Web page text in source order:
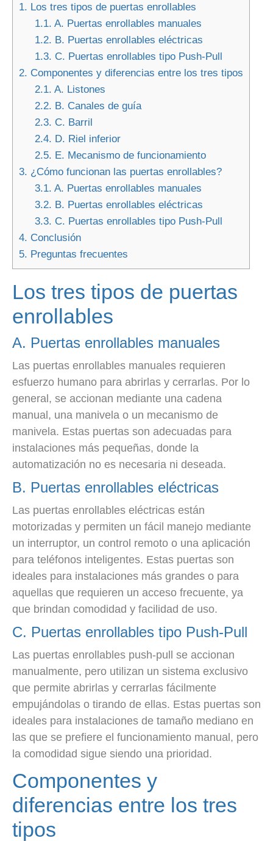
1. Los tres tipos de puertas enrollables
1.1. A. Puertas enrollables manuales
1.2. B. Puertas enrollables eléctricas
1.3. C. Puertas enrollables tipo Push-Pull
2. Componentes y diferencias entre los tres tipos
2.1. A. Listones
2.2. B. Canales de guía
2.3. C. Barril
2.4. D. Riel inferior
2.5. E. Mecanismo de funcionamiento
3. ¿Cómo funcionan las puertas enrollables?
3.1. A. Puertas enrollables manuales
3.2. B. Puertas enrollables eléctricas
3.3. C. Puertas enrollables tipo Push-Pull
4. Conclusión
5. Preguntas frecuentes
Los tres tipos de puertas
enrollables
A. Puertas enrollables manuales
Las puertas enrollables manuales requieren
esfuerzo humano para abrirlas y cerrarlas. Por lo
general, se accionan mediante una cadena
manual, una manivela o un mecanismo de
manivela. Estas puertas son adecuadas para
instalaciones más pequeñas, donde la
automatización no es necesaria ni deseada.
B. Puertas enrollables eléctricas
Las puertas enrollables eléctricas están
motorizadas y permiten un fácil manejo mediante
un interruptor, un control remoto o una aplicación
para teléfonos inteligentes. Estas puertas son
ideales para instalaciones más grandes o para
aquellas que requieren un acceso frecuente, ya
que brindan comodidad y facilidad de uso.
C. Puertas enrollables tipo Push-Pull
Las puertas enrollables push-pull se accionan
manualmente, pero utilizan un sistema exclusivo
que permite abrirlas y cerrarlas fácilmente
empujándolas o tirando de ellas. Estas puertas son
ideales para instalaciones de tamaño mediano en
las que se prefiere el funcionamiento manual, pero
la comodidad sigue siendo una prioridad.
Componentes y
diferencias entre los tres
tipos